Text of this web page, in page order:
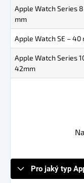
Apple Watch Series 8
mm
Apple Watch SE – 40
Apple Watch Series
42mm
Pro jaký typ